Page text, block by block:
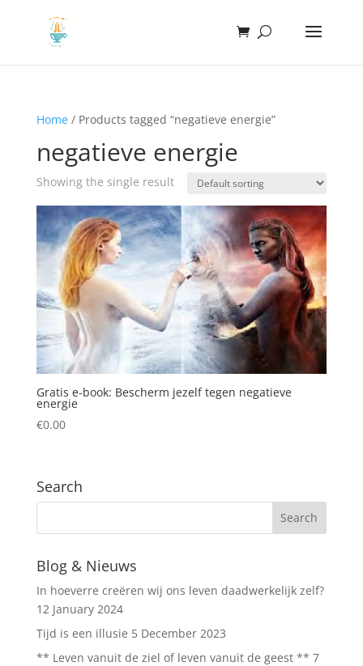
Home/ Products tagged “negatieve energie”
negatieve energie
Showing the single result
Gratis e-book: Bescherm jezelf tegen negatieve
energie
€0.00
Search
Blog & Nieuws
In hoeverre creëren wij ons leven daadwerkelijk zelf?
12 January 2024
Tijd is een illusie 5 December 2023
** Leven vanuit de ziel of leven vanuit de geest ** 7